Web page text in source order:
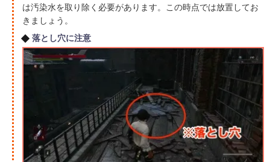
は汚染水を取り除く必要があります。この時点では放置してお
きましょう。
落とし穴に注意